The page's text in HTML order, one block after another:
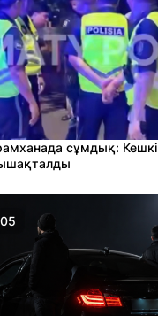
сұмдық: Кешкі